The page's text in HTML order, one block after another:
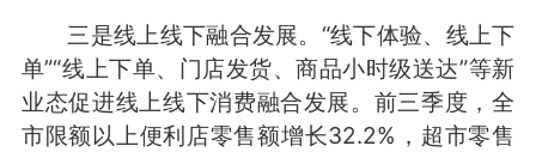
三是线上线下融合发展。“线下体验、线上下
单”“线上下单、门店发货、商品小时级送达”等新
业态促进线上线下消费融合发展。前三季度，全
市限额以上便利店零售额增长32.2%，超市零售